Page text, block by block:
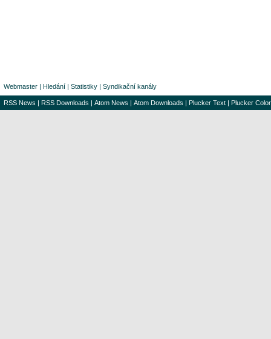
Webmaster | Hledání | Statistiky | Syndikační kanály
RSS News | RSS Downloads | Atom News | Atom Downloads | Plucker Text | Plucker Color